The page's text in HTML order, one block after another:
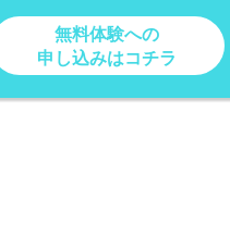
無料体験への
申し込みはコチラ